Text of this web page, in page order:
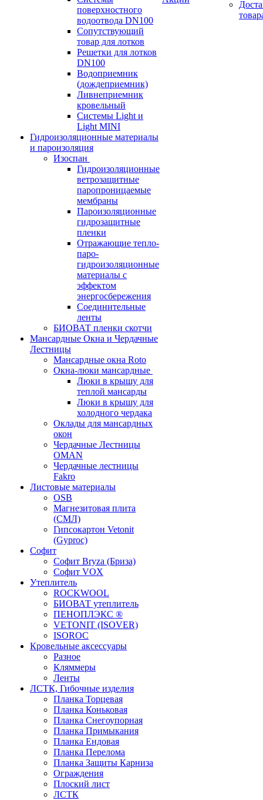
поверхностного
водоотвода DN100
Сопутствующий
товар для лотков
Решетки для лотков
DN100
Водоприемник
(дождеприемник)
Ливнеприемник
кровельный
Системы Light и
Light MINI
Гидроизоляционные материалы
и пароизоляция
Изоспан
Гидроизоляционные
ветрозащитные
паропроницаемые
мембраны
Пароизоляционные
гидрозащитные
пленки
Отражающие тепло-
паро-
гидроизоляционные
материалы с
эффектом
энергосбережения
Соединительные
ленты
БИОВАТ пленки скотчи
Мансардные Окна и Чердачные
Лестницы
Мансардные окна Roto
Окна-люки мансардные
Люки в крышу для
теплой мансарды
Люки в крышу для
холодного чердака
Оклады для мансардных
окон
Чердачные Лестницы
OMAN
Чердачные лестницы
Fakro
Листовые материалы
OSB
Магнезитовая плита
(СМЛ)
Гипсокартон Vetonit
(Gyproc)
Софит
Софит Bryza (Бриза)
Софит VOX
Утеплитель
ROCKWOOL
БИОВАТ утеплитель
ПЕНОПЛЭКС ®
VETONIT (ISOVER)
ISOROC
Кровельные аксессуары
Разное
Кляммеры
Ленты
ЛСТК, Гибочные изделия
Планка Торцевая
Планка Коньковая
Планка Снегоупорная
Планка Примыкания
Планка Ендовая
Планка Перелома
Планка Защиты Карниза
Ограждения
Плоский лист
ЛСТК